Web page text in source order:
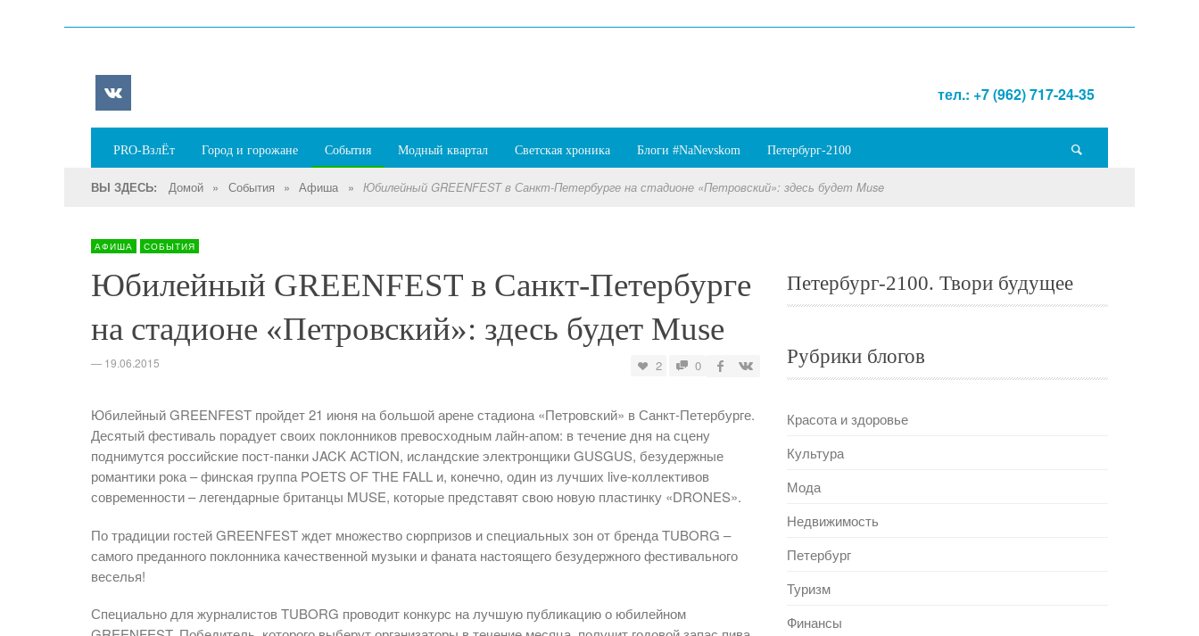
тел.: +7 (962) 717-24-35
PRO-ВзлЁт Город и горожане События Модный квартал Светская хроника Блоги #NaNevskom Петербург-2100
ВЫ ЗДЕСЬ: Домой » События » Афиша » Юбилейный GREENFEST в Санкт-Петербурге на стадионе «Петровский»: здесь будет Muse
АФИША СОБЫТИЯ
Юбилейный GREENFEST в Санкт-Петербурге
на стадионе «Петровский»: здесь будет Muse
— 19.06.2015 2 0
Юбилейный GREENFEST пройдет 21 июня на большой арене стадиона «Петровский» в Санкт-Петербурге.
Десятый фестиваль порадует своих поклонников превосходным лайн-апом: в течение дня на сцену
поднимутся российские пост-панки JACK ACTION, исландские электронщики GUSGUS, безудержные
романтики рока – финская группа POETS OF THE FALL и, конечно, один из лучших live-коллективов
современности – легендарные британцы MUSE, которые представят свою новую пластинку «DRONES».
По традиции гостей GREENFEST ждет множество сюрпризов и специальных зон от бренда TUBORG –
самого преданного поклонника качественной музыки и фаната настоящего безудержного фестивального
веселья!
Специально для журналистов TUBORG проводит конкурс на лучшую публикацию о юбилейном
Петербург-2100. Твори будущее
Рубрики блогов
Красота и здоровье
Культура
Мода
Недвижимость
Петербург
Туризм
Финансы